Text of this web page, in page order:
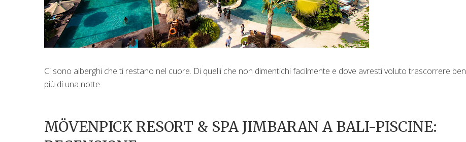
Ci sono alberghi che ti restano nel cuore. Di quelli che non dimentichi facilmente e dove avresti voluto trascorrere ben
più di una notte.
MÖVENPICK RESORT & SPA JIMBARAN A BALI-PISCINE: